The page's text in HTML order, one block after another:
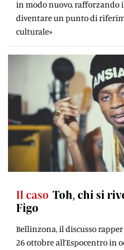
in modo nuovo, rafforzando
diventare un punto di
culturale»
Il caso Toh, chi si
Figo
Bellinzona, il discusso
26 ottobre all’Espocentro in